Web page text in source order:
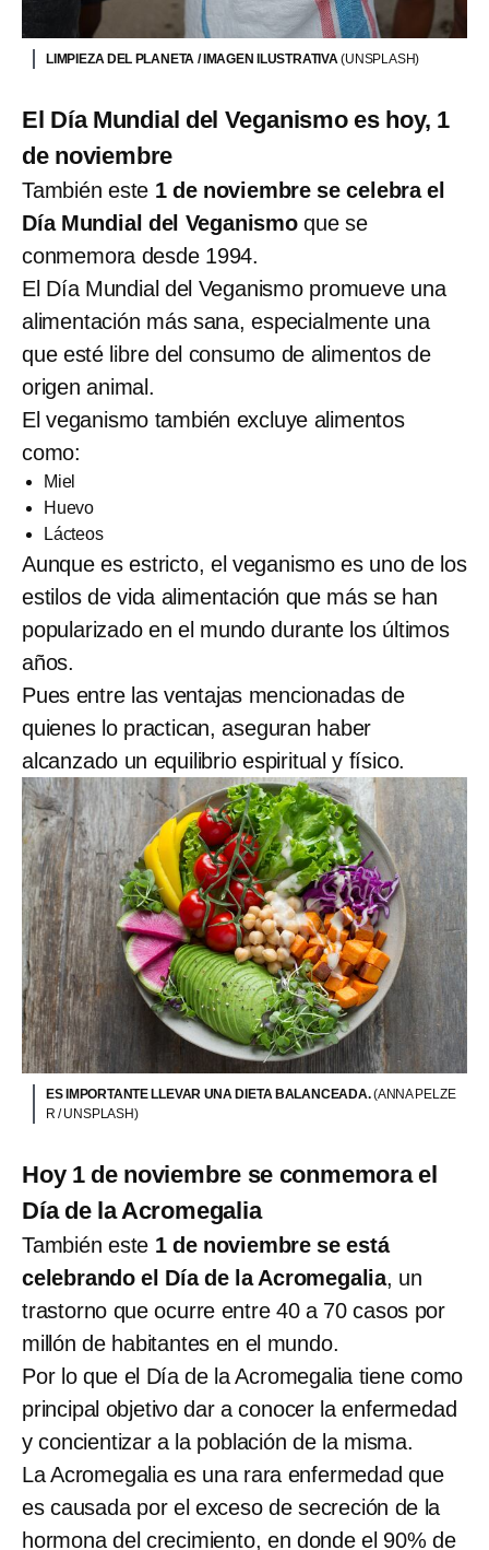
LIMPIEZA DEL PLANETA / IMAGEN ILUSTRATIVA(UNSPLASH)
El Día Mundial del Veganismo es hoy, 1
de noviembre
También este 1 de noviembre se celebra el
Día Mundial del Veganismoque se
conmemora desde 1994.
El Día Mundial del Veganismo promueve una
alimentación más sana, especialmente una
que esté libre del consumo de alimentos de
origen animal.
El veganismo también excluye alimentos
como:
Miel
Huevo
Lácteos
Aunque es estricto, el veganismo es uno de los
estilos de vida alimentación que más se han
popularizado en el mundo durante los últimos
años.
Pues entre las ventajas mencionadas de
quienes lo practican, aseguran haber
alcanzado un equilibrio espiritual y físico.
ES IMPORTANTE LLEVAR UNA DIETA BALANCEADA.(ANNA PELZE
R / UNSPLASH)
Hoy 1 de noviembre se conmemora el
Día de la Acromegalia
También este 1 de noviembre se está
celebrando el Día de la Acromegalia, un
trastorno que ocurre entre 40 a 70 casos por
millón de habitantes en el mundo.
Por lo que el Día de la Acromegalia tiene como
principal objetivo dar a conocer la enfermedad
y concientizar a la población de la misma.
La Acromegalia es una rara enfermedad que
es causada por el exceso de secreción de la
hormona del crecimiento, en donde el 90% de